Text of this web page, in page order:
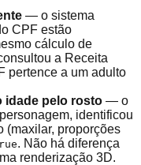
— o sistema
CPF estão
cálculo de
a Receita
pertence a um adulto
idade pelo rosto — o
identificou
(maxilar, proporções
. Não há diferença
renderização 3D.